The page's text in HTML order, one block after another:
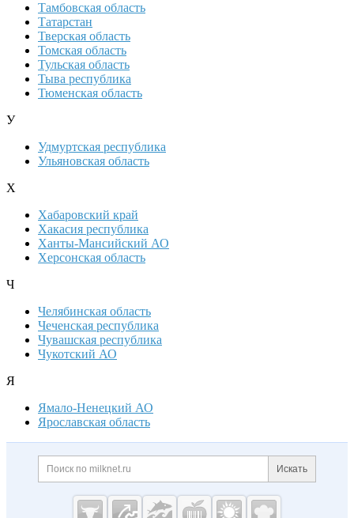
Тамбовская область
Татарстан
Тверская область
Томская область
Тульская область
Тыва республика
Тюменская область
У
Удмуртская республика
Ульяновская область
Х
Хабаровский край
Хакасия республика
Ханты-Мансийский АО
Херсонская область
Ч
Челябинская область
Чеченская республика
Чувашская республика
Чукотский АО
Я
Ямало-Ненецкий АО
Ярославская область
Дополнительная информация
Поиск по сайту и
Искать
Cсылки на полезные проекты